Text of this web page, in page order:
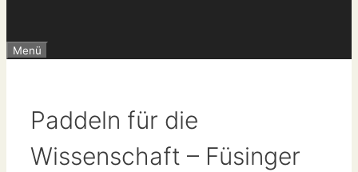
Menü
Paddeln für die
Wissenschaft – Füsinger